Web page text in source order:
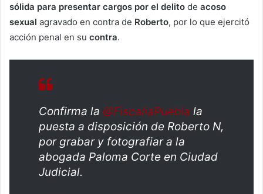
sólida para presentar cargos por el delito de acoso
sexual agravado en contra de Roberto, por lo que ejercitó
acción penal en su contra.
Confirma la @FiscaliaPuebla la
puesta a disposición de Roberto N,
por grabar y fotografiar a la
abogada Paloma Corte en Ciudad
Judicial.